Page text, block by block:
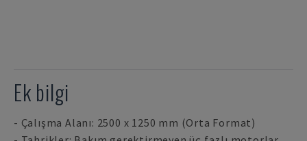
Ek bilgi
- Çalışma Alanı: 2500 x 1250 mm (Orta Format)